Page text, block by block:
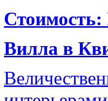
Стоимость:
Вилла в